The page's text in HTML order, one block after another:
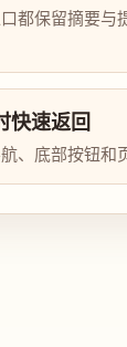
都保留摘要与
快速返回
、底部按钮和